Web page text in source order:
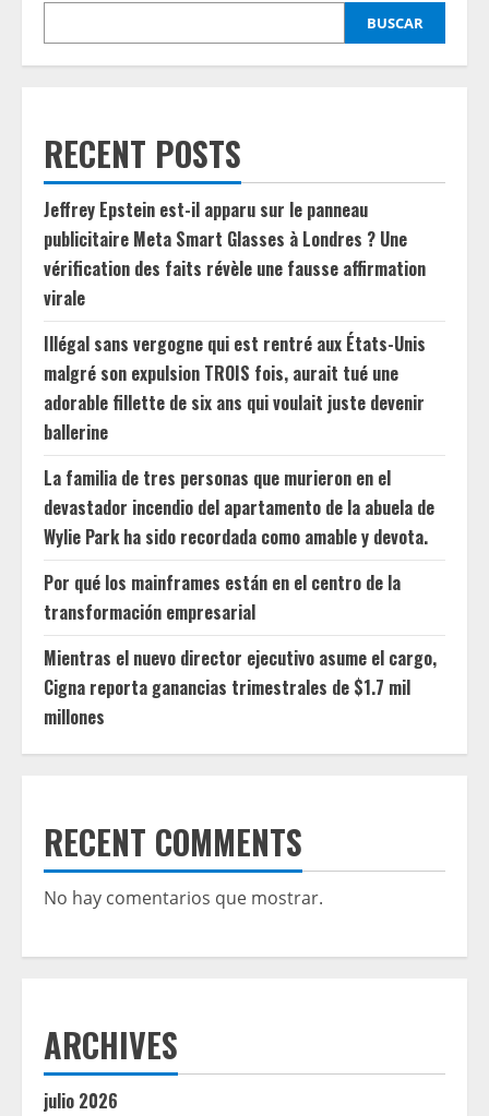
BUSCAR
RECENT POSTS
Jeffrey Epstein est-il apparu sur le panneau
publicitaire Meta Smart Glasses à Londres ? Une
vérification des faits révèle une fausse affirmation
virale
Illégal sans vergogne qui est rentré aux États-Unis
malgré son expulsion TROIS fois, aurait tué une
adorable fillette de six ans qui voulait juste devenir
ballerine
La familia de tres personas que murieron en el
devastador incendio del apartamento de la abuela de
Wylie Park ha sido recordada como amable y devota.
Por qué los mainframes están en el centro de la
transformación empresarial
Mientras el nuevo director ejecutivo asume el cargo,
Cigna reporta ganancias trimestrales de $1.7 mil
millones
RECENT COMMENTS
No hay comentarios que mostrar.
ARCHIVES
julio 2026